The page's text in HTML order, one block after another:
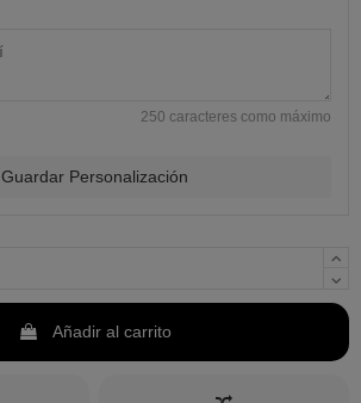
250 caracteres como máximo
Guardar Personalización
Añadir al carrito